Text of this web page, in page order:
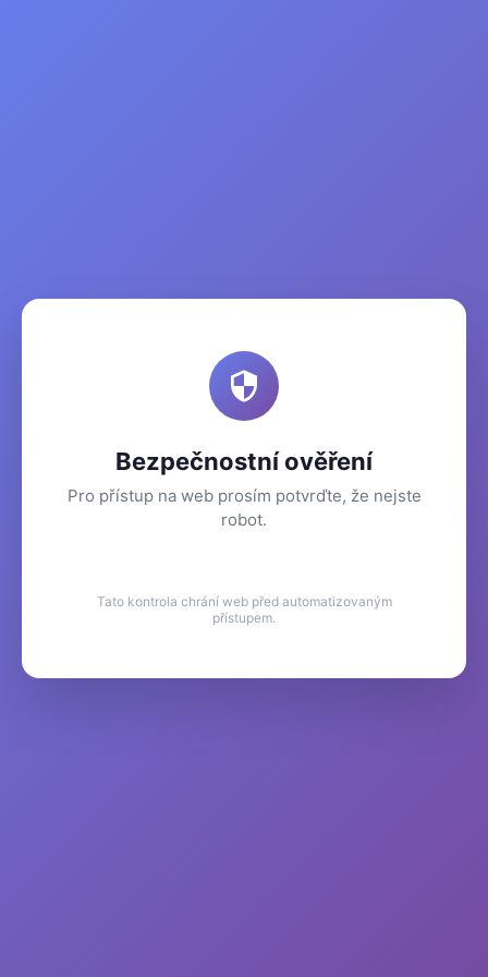
Bezpečnostní ověření
Pro přístup na web prosím potvrďte, že nejste
robot.
Tato kontrola chrání web před automatizovaným
přístupem.